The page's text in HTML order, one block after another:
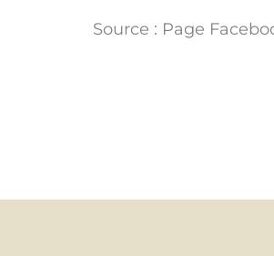
Source : Page